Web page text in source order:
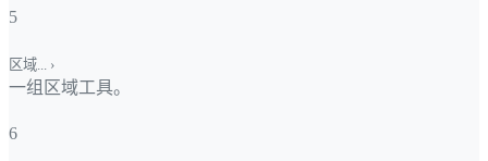
5
区域... ›
一组区域工具。
6